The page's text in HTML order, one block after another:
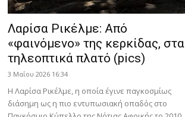
Λαρίσα Ρικέλμε: Από
«φαινόμενο» της κερκίδας, στα
τηλεοπτικά πλατό (pics)
3 Μαΐου 2026 16:34
Η Λαρίσα Ρικέλμε, η οποία έγινε παγκοσμίως
διάσημη ως η πιο εντυπωσιακή οπαδός στο